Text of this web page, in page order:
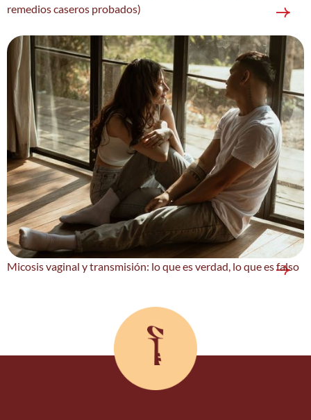
remedios caseros probados)
Micosis vaginal y transmisión: lo que es verdad, lo que es falso